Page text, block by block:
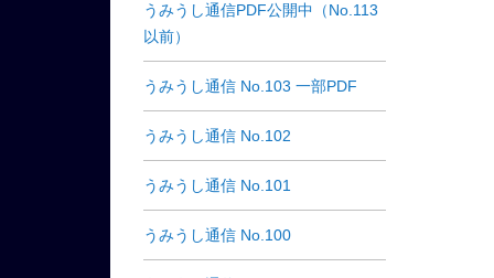
うみうし通信PDF公開中（No.113
以前）
うみうし通信 No.103 一部PDF
うみうし通信 No.102
うみうし通信 No.101
うみうし通信 No.100